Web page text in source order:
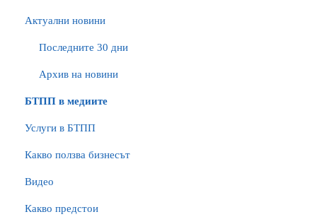
Актуални новини
Последните 30 дни
Архив на новини
БTПП в медиите
Услуги в БТПП
Какво ползва бизнесът
Видео
Какво предстои